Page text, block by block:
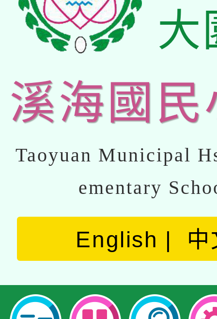
大
溪海國民
Taoyuan Municipal
ementary
English 中